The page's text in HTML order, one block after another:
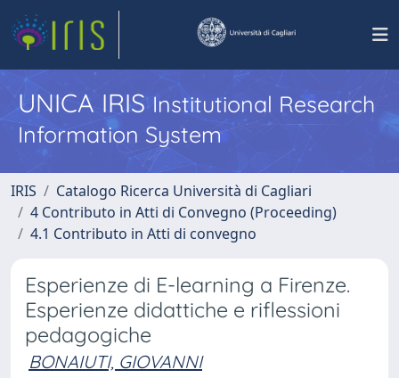
UNICA IRISInstitutional Research
Information System
IRIS
Catalogo Ricerca Università di Cagliari
4 Contributo in Atti di Convegno (Proceeding)
4.1 Contributo in Atti di convegno
Esperienze di E-learning a Firenze.
Esperienze didattiche e riflessioni
pedagogiche
BONAIUTI, GIOVANNI